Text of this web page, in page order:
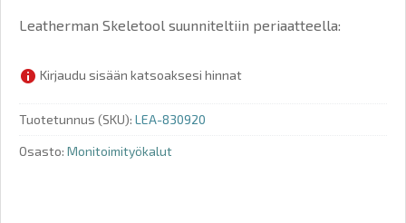
Leatherman Skeletool suunniteltiin periaatteella:
Kirjaudu sisään katsoaksesi hinnat
Tuotetunnus (SKU): LEA-830920
Osasto: Monitoimityökalut